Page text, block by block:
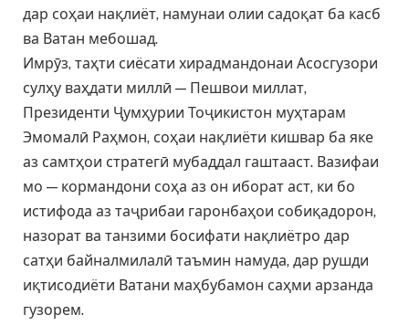
дар соҳаи нақлиёт, намунаи олии садоқат ба касб
ва Ватан мебошад.
Имрӯз, таҳти сиёсати хирадмандонаи Асосгузори
сулҳу ваҳдати миллӣ — Пешвои миллат,
Президенти Ҷумҳурии Тоҷикистон муҳтарам
Эмомалӣ Раҳмон, соҳаи нақлиёти кишвар ба яке
аз самтҳои стратегӣ мубаддал гаштааст. Вазифаи
мо — кормандони соҳа аз он иборат аст, ки бо
истифода аз таҷрибаи гаронбаҳои собиқадорон,
назорат ва танзими босифати нақлиётро дар
сатҳи байналмилалӣ таъмин намуда, дар рушди
иқтисодиёти Ватани маҳбубамон саҳми арзанда
гузорем.